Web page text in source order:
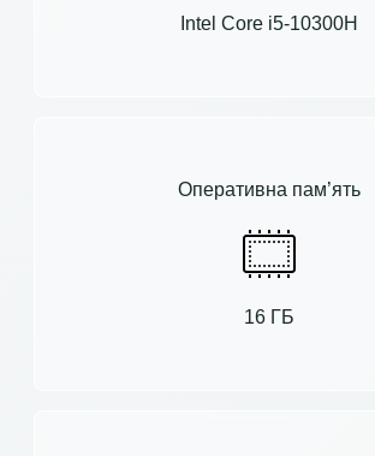
Intel Core i5-10300H
Оперативна пам’ять
16 ГБ